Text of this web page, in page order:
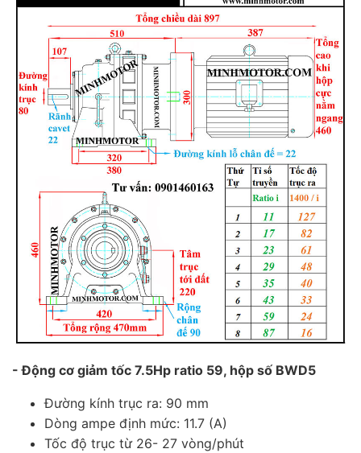
- Động cơ giảm tốc 7.5Hp ratio 59, hộp số BWD5
Đường kính trục ra: 90 mm
Dòng ampe định mức: 11.7 (A)
Tốc độ trục từ 26- 27 vòng/phút